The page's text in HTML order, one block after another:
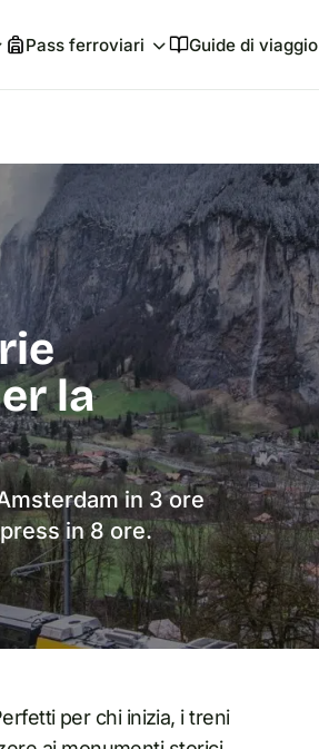
Pass ferroviari Guide di viaggio
la
in 3 ore
in 8 ore.
per chi inizia, i treni